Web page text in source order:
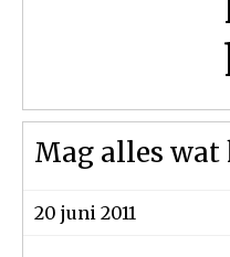
Mag alles wat
20 juni 2011